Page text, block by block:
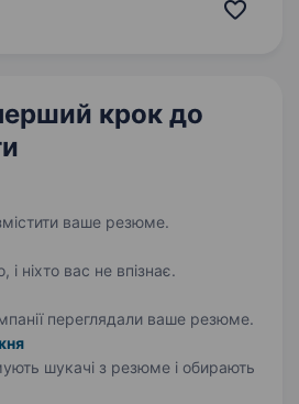
корпусу Оперативного
крок до
ваше резюме.
ніхто вас не впізнає.
переглядали ваше резюме.
шукачі з резюме і обирають